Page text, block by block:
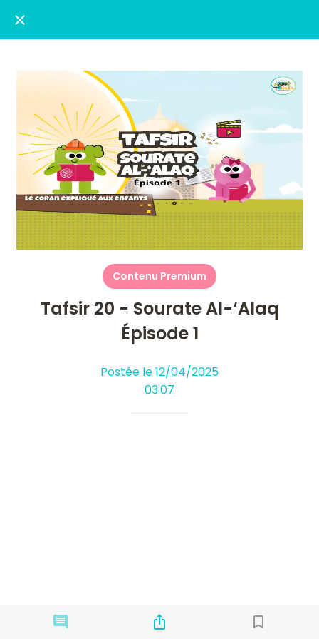
Contenu Premium
Tafsir 20 - Sourate Al-‘Alaq
Épisode 1
Postée le 12/04/2025
03:07